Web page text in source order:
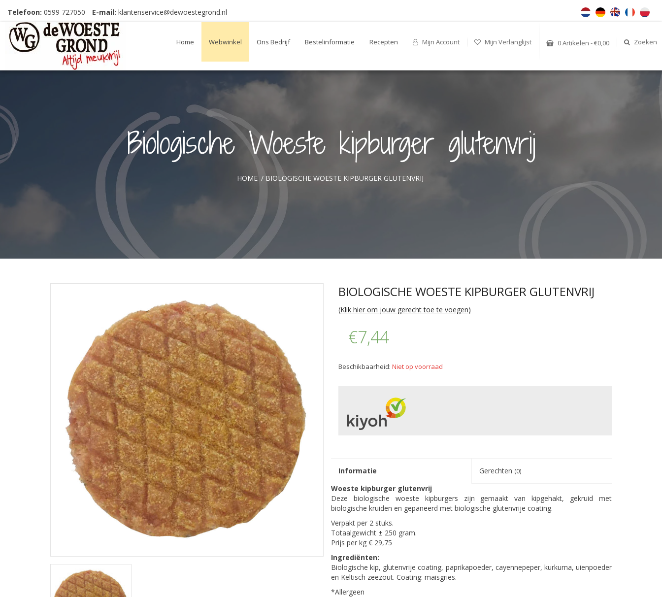
Telefoon: 0599 727050 E-mail: klantenservice@dewoestegrond.nl
Mijn Account Mijn Verlanglijst 0 Artikelen - €0,00 Zoeken
Home Webwinkel Ons Bedrijf Bestelinformatie Recepten
Biologische Woeste kipburger glutenvrij
HOME / BIOLOGISCHE WOESTE KIPBURGER GLUTENVRIJ
BIOLOGISCHE WOESTE KIPBURGER GLUTENVRIJ
(Klik hier om jouw gerecht toe te voegen)
€7,44
Beschikbaarheid: Niet op voorraad
Informatie Gerechten (0)
Woeste kipburger glutenvrij
Deze biologische woeste kipburgers zijn gemaakt van kipgehakt, gekruid met
biologische kruiden en gepaneerd met biologische glutenvrije coating.
Verpakt per 2 stuks.
Totaalgewicht ± 250 gram.
Prijs per kg € 29,75
Ingrediënten:
Biologische kip, glutenvrije coating, paprikapoeder, cayennepeper, kurkuma, uienpoeder
en Keltisch zeezout. Coating: maisgries.
*Allergeen